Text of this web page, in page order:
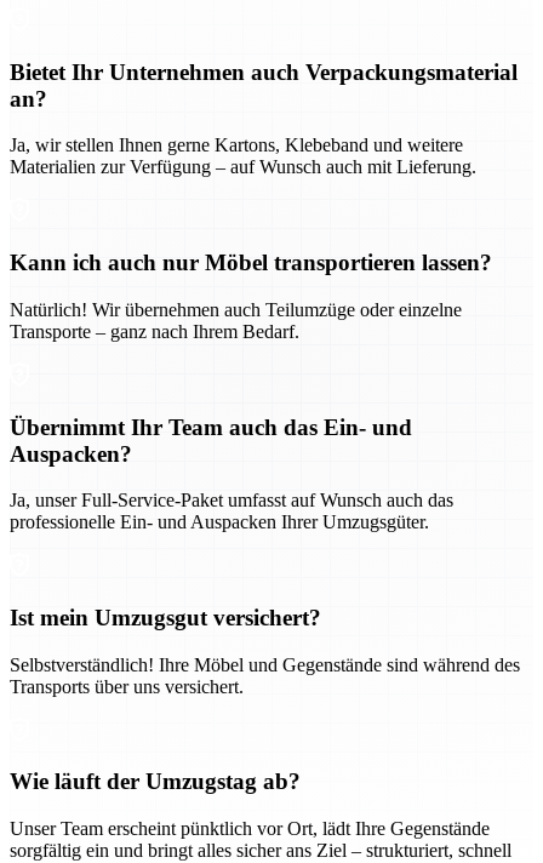
Bietet Ihr Unternehmen auch Verpackungsmaterial
an?
Ja, wir stellen Ihnen gerne Kartons, Klebeband und weitere
Materialien zur Verfügung – auf Wunsch auch mit Lieferung.
Kann ich auch nur Möbel transportieren lassen?
Natürlich! Wir übernehmen auch Teilumzüge oder einzelne
Transporte – ganz nach Ihrem Bedarf.
Übernimmt Ihr Team auch das Ein- und
Auspacken?
Ja, unser Full-Service-Paket umfasst auf Wunsch auch das
professionelle Ein- und Auspacken Ihrer Umzugsgüter.
Ist mein Umzugsgut versichert?
Selbstverständlich! Ihre Möbel und Gegenstände sind während des
Transports über uns versichert.
Wie läuft der Umzugstag ab?
Unser Team erscheint pünktlich vor Ort, lädt Ihre Gegenstände
sorgfältig ein und bringt alles sicher ans Ziel – strukturiert, schnell